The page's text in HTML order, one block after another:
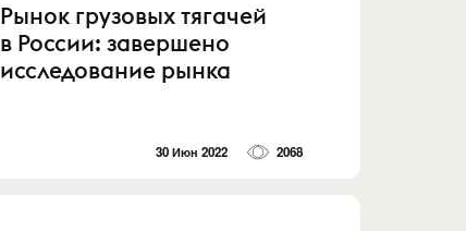
Рынок грузовых тягачей
в России: завершено
исследование рынка
30 Июн 2022 2068